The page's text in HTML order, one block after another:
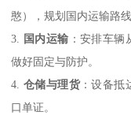
憨），规划国内运输路
3.
国内运输 ：安排车
做好固定与防护。
4. 仓储与理货：设备抵
口单证。